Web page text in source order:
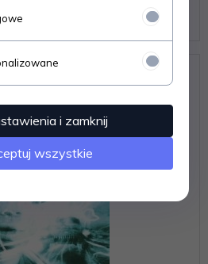
12,12
i zamknij
wszystkie